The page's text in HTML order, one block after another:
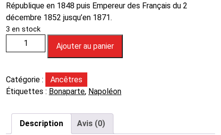
République en 1848 puis Empereur des Français du 2
décembre 1852 jusqu’en 1871.
3 en stock
Ajouter au panier
Catégorie :
Ancêtres
Étiquettes : Bonaparte, Napoléon
Description Avis (0)